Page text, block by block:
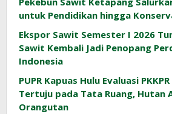
untuk Pendidikan hingga
Ekspor Sawit Semester I 2026
Sawit Kembali Jadi Penopang
Indonesia
PUPR Kapuas Hulu Evaluasi
Tertuju pada Tata Ruang, Hutan
Orangutan